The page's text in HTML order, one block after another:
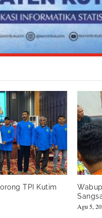
TPI Kutim
Agu 5,